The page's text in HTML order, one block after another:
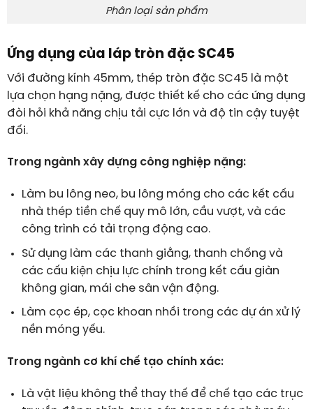
Phân loại sản phẩm
Ứng dụng của láp tròn đặc SC45
Với đường kính 45mm, thép tròn đặc SC45 là một
lựa chọn hạng nặng, được thiết kế cho các ứng dụng
đòi hỏi khả năng chịu tải cực lớn và độ tin cậy tuyệt
đối.
Trong ngành xây dựng công nghiệp nặng:
Làm bu lông neo, bu lông móng cho các kết cấu
nhà thép tiền chế quy mô lớn, cầu vượt, và các
công trình có tải trọng động cao.
Sử dụng làm các thanh giằng, thanh chống và
các cấu kiện chịu lực chính trong kết cấu giàn
không gian, mái che sân vận động.
Làm cọc ép, cọc khoan nhồi trong các dự án xử lý
nền móng yếu.
Trong ngành cơ khí chế tạo chính xác:
Là vật liệu không thể thay thế để chế tạo các trục